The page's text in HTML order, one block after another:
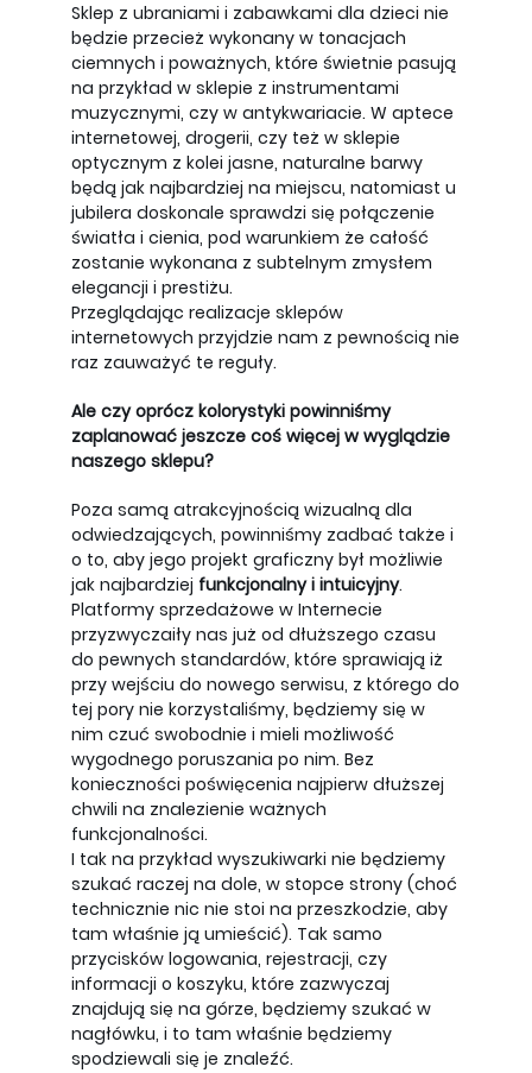
Sklep z ubraniami i zabawkami dla dzieci nie
będzie przecież wykonany w tonacjach
ciemnych i poważnych, które świetnie pasują
na przykład w sklepie z instrumentami
muzycznymi, czy w antykwariacie. W aptece
internetowej, drogerii, czy też w sklepie
optycznym z kolei jasne, naturalne barwy
będą jak najbardziej na miejscu, natomiast u
jubilera doskonale sprawdzi się połączenie
światła i cienia, pod warunkiem że całość
zostanie wykonana z subtelnym zmysłem
elegancji i prestiżu.
Przeglądając realizacje sklepów
internetowych przyjdzie nam z pewnością nie
raz zauważyć te reguły.
Ale czy oprócz kolorystyki powinniśmy
zaplanować jeszcze coś więcej w wyglądzie
naszego sklepu?
Poza samą atrakcyjnością wizualną dla
odwiedzających, powinniśmy zadbać także i
o to, aby jego projekt graficzny był możliwie
jak najbardziej funkcjonalny i intuicyjny.
Platformy sprzedażowe w Internecie
przyzwyczaiły nas już od dłuższego czasu
do pewnych standardów, które sprawiają iż
przy wejściu do nowego serwisu, z którego do
tej pory nie korzystaliśmy, będziemy się w
nim czuć swobodnie i mieli możliwość
wygodnego poruszania po nim. Bez
konieczności poświęcenia najpierw dłuższej
chwili na znalezienie ważnych
funkcjonalności.
I tak na przykład wyszukiwarki nie będziemy
szukać raczej na dole, w stopce strony (choć
technicznie nic nie stoi na przeszkodzie, aby
tam właśnie ją umieścić). Tak samo
przycisków logowania, rejestracji, czy
informacji o koszyku, które zazwyczaj
znajdują się na górze, będziemy szukać w
nagłówku, i to tam właśnie będziemy
spodziewali się je znaleźć.